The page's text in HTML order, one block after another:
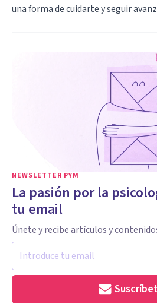
una forma de cuidarte y seguir
NEWSLETTER PYM
La pasión por la
tu email
Únete y recibe artículos y